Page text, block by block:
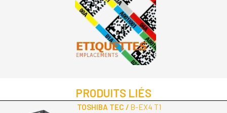
PRODUITS LIÉS
TOSHIBA TEC B-EX4 T1